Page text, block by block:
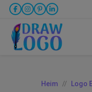
Heim Logo